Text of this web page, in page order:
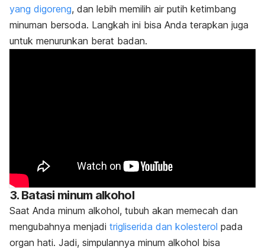
yang digoreng, dan lebih memilih air putih ketimbang
minuman bersoda. Langkah ini bisa Anda terapkan juga
untuk menurunkan berat badan.
3. Batasi minum alkohol
Saat Anda minum alkohol, tubuh akan memecah dan
mengubahnya menjadi trigliserida dan kolesterol pada
organ hati. Jadi, simpulannya minum alkohol bisa